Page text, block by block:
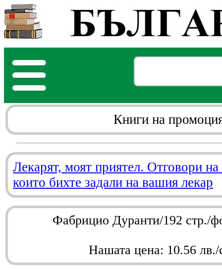
Книги на
Лекарят, моят приятел. Отговори
които бихте задали на вашия лекар
Фабрицио Дуранти/192 стр./
Нашата цена: 10.56 лв./